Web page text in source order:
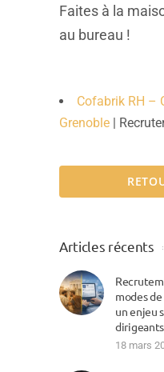
Faites à la
au bureau !
Cofabrik RH –
Grenoble |
Articles récents
modes
un enjeu
18 mars